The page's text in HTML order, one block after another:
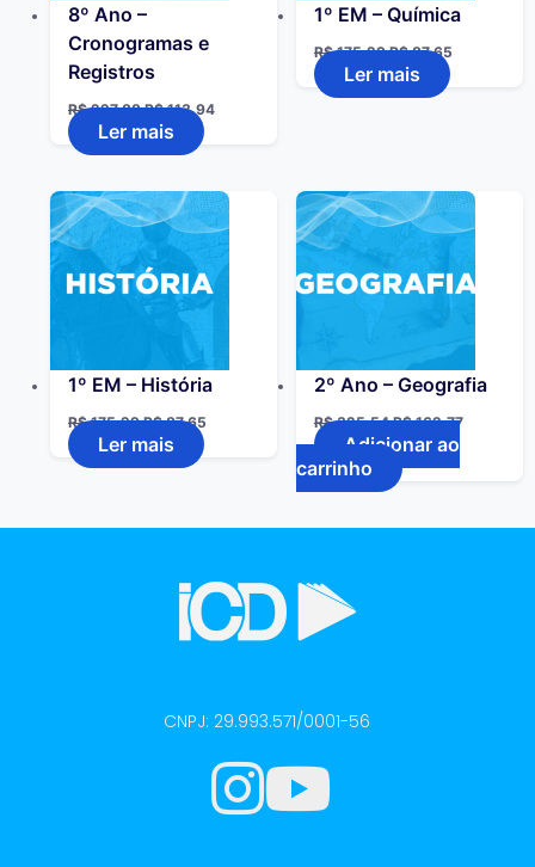
8º Ano –
Cronogramas e
Registros
R$227,88 R$113,94
Ler mais
1º EM – Química
R$175,29 R$87,65
Ler mais
1º EM – História
R$175,29 R$87,65
Ler mais
2º Ano – Geografia
R$325,54 R$162,77
Adicionar ao
carrinho
CNPJ: 29.993.571/0001-56